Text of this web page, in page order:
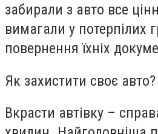
забирали з авто все
вимагали у потерпілих
повернення їхніх
Як захистити своє авто?
Вкрасти автівку –